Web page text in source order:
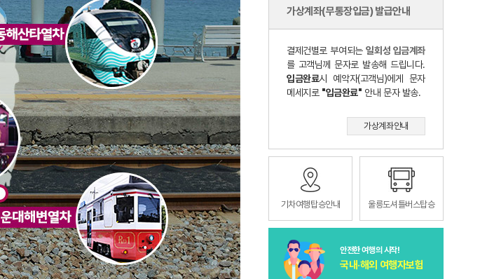
가상계좌(무통장입금) 발급안내
결제건별로 부여되는일회성 입금계좌
를 고객님께 문자로 발송해 드립니다.
입금완료시 예악자(고객님)에게 문자
메세지로 "입금완료" 안내 문자 발송.
가상계좌안내
기차여행탑승안내 울릉도셔틀버스탑승
안전한 여행의 시작!
국내·해외 여행자보험